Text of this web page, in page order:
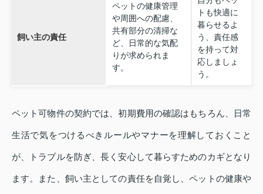
飼い主の責任
ペットの健康管理
や周囲への配慮、
共有部分の清掃な
ど、日常的な気配
りが求められま
す。
トも快適に
暮らせるよ
う、責任感
を持って対
応しましょ
う。
ペット可物件の契約では、初期費用の確認はもちろん、日常
生活で気をつけるべきルールやマナーを理解しておくこと
が、トラブルを防ぎ、長く安心して暮らすためのカギとなり
ます。また、飼い主としての責任を自覚し、ペットの健康や